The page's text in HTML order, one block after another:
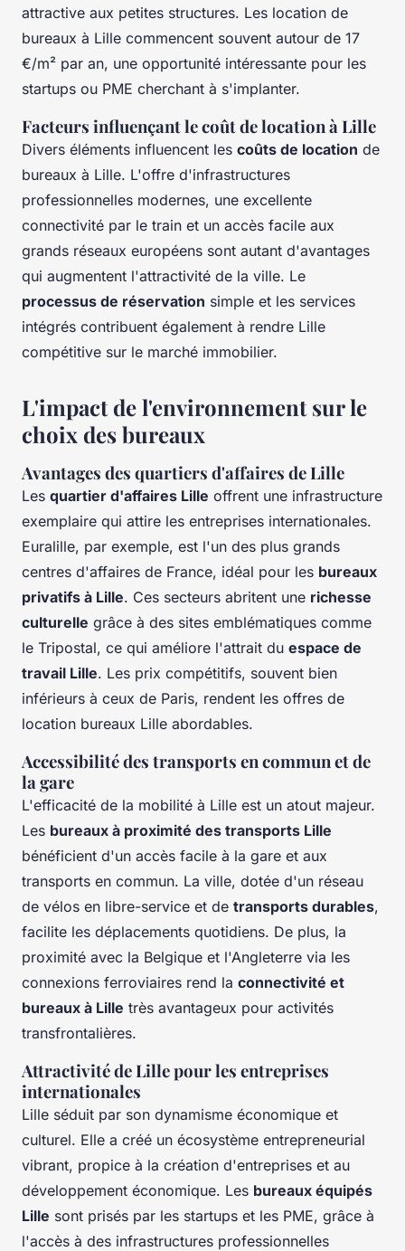
attractive aux petites structures. Les location de
bureaux à Lille commencent souvent autour de 17
€/m² par an, une opportunité intéressante pour les
startups ou PME cherchant à s'implanter.
Facteurs influençant le coût de location à Lille
Divers éléments influencent les coûts de location de
bureaux à Lille. L'offre d'infrastructures
professionnelles modernes, une excellente
connectivité par le train et un accès facile aux
grands réseaux européens sont autant d'avantages
qui augmentent l'attractivité de la ville. Le
processus de réservation simple et les services
intégrés contribuent également à rendre Lille
compétitive sur le marché immobilier.
L'impact de l'environnement sur le
choix des bureaux
Avantages des quartiers d'affaires de Lille
Les quartier d'affaires Lille offrent une infrastructure
exemplaire qui attire les entreprises internationales.
Euralille, par exemple, est l'un des plus grands
centres d'affaires de France, idéal pour les bureaux
privatifs à Lille. Ces secteurs abritent une richesse
culturelle grâce à des sites emblématiques comme
le Tripostal, ce qui améliore l'attrait du espace de
travail Lille. Les prix compétitifs, souvent bien
inférieurs à ceux de Paris, rendent les offres de
location bureaux Lille abordables.
Accessibilité des transports en commun et de
la gare
L'efficacité de la mobilité à Lille est un atout majeur.
Les bureaux à proximité des transports Lille
bénéficient d'un accès facile à la gare et aux
transports en commun. La ville, dotée d'un réseau
de vélos en libre-service et de transports durables,
facilite les déplacements quotidiens. De plus, la
proximité avec la Belgique et l'Angleterre via les
connexions ferroviaires rend la connectivité et
bureaux à Lille très avantageux pour activités
transfrontalières.
Attractivité de Lille pour les entreprises
internationales
Lille séduit par son dynamisme économique et
culturel. Elle a créé un écosystème entrepreneurial
vibrant, propice à la création d'entreprises et au
développement économique. Les bureaux équipés
Lille sont prisés par les startups et les PME, grâce à
l'accès à des infrastructures professionnelles